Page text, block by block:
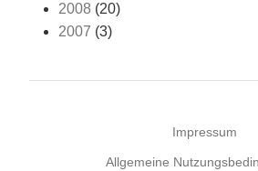
2008 (20)
2007 (3)
Impressum
Allgemeine